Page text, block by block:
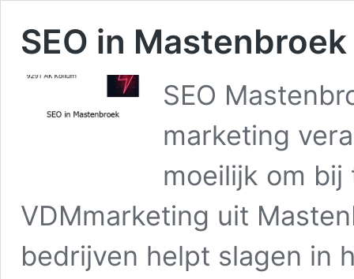
SEO in Mastenbroek
SEO
marketing
moeilijk om bij
VDMmarketing uit
bedrijven helpt slagen in